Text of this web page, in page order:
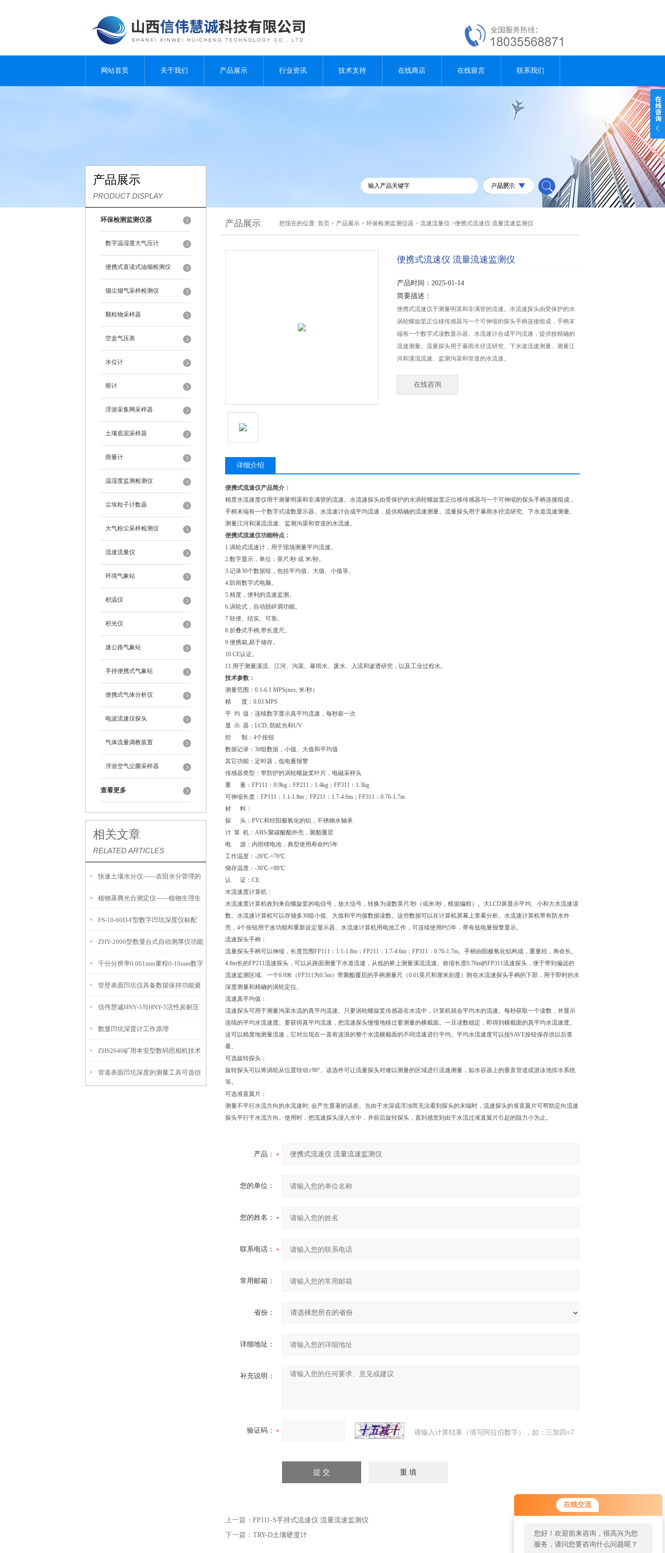
在线交流
您好！欢迎前来咨询，很高兴为您
服务，请问您要咨询什么问题呢？
网站首页 关于我们 产品展示 行业资讯 技术支持 在线商店 在线留言 联系我们
产品展示
PRODUCT DISPLAY
环保检测监测仪器
数字温湿度大气压计
便携式直读式油烟检测仪
烟尘烟气采样检测仪
颗粒物采样器
空盒气压表
水位计
斯计
浮游采集网采样器
土壤底泥采样器
雨量计
温湿度监测检测仪
尘埃粒子计数器
大气粉尘采样检测仪
流速流量仪
环境气象站
积温仪
积光仪
速公路气象站
手持便携式气象站
便携式气体分析仪
电波流速仪探头
气体流量调教装置
浮游空气尘菌采样器
查看更多
相关文章
RELATED ARTICLES
快速土壤水分仪——农田水分管理的
便携式检测工具
植物蒸腾光合测定仪——植物生理生
态的实时监测设备
FS-10-60D-F型数字凹坑深度仪标配
IP54级表头分辨率0.01mm量程
10mm！
ZHY-2000型数显台式自动测厚仪功能
特点
千分分辨率0.001mm量程0-10mm数字
埋头度仪技术参数！
管壁表面凹坑仪具备数据保持功能避
免测试过程中测针移动导致数据变动
信伟慧诚HNY-3与HNY-5活性炭耐压
强度测定仪技术参数！
数显凹坑深度计工作原理
ZHS2640矿用本安型数码照相机技术
参数！
管道表面凹坑深度的测量工具可选信
产品展示 您现在的位置: 首页 > 产品展示 > 环保检测监测仪器 > 流速流量仪 >便携式流速仪 流量流速监测仪
便携式流速仪 流量流速监测仪
产品时间：2025-01-14
简要描述：
便携式流速仪于测量明渠和非满管的流速。水流速探头由受保护的水
涡轮螺旋桨正位移传感器与一个可伸缩的探头手柄连接组成，手柄末
端有一个数字式读数显示器。水流速计合成平均流速，提供较精确的
流速测量。流量探头用于暴雨水径流研究、下水道流速测量、测量江
河和溪流流速、监测沟渠和管道的水流速。
在线咨询
详细介绍
便携式流速仪产品简介：
精度水流速度仪用于测量明渠和非满管的流速。水流速探头由受保护的水涡轮螺旋桨正位移传感器与一个可伸缩的探头手柄连接组成，
手柄末端有一个数字式读数显示器。水流速计合成平均流速，提供精确的流速测量。流量探头用于暴雨水径流研究、下水道流速测量、
测量江河和溪流流速、监测沟渠和管道的水流速。
便携式流速仪功能特点：
1.涡轮式流速计，用于现场测量平均流速。
2.数字显示，单位：英尺/秒 或 米/秒。
3.记录30个数据组，包括平均值、大值、小值等。
4.防雨数字式电脑。
5.精度，便利的流速监测。
6.涡轮式，自动脱碎屑功能。
7.轻便、结实、可靠。
8.折叠式手柄,带长度尺。
9.便携箱,易于储存。
10.CE认证。
11.用于测量溪流、江河、沟渠、暴雨水、废水、入流和渗透研究，以及工业过程水。
技术参数：
测量范围：0.1-6.1 MPS(m/s, 米/秒）
精 度：0.03 MPS
平 均 值：连续数字显示真平均流速，每秒新一次
显 示 器：LCD, 防眩光和UV
控 制：4个按钮
数据记录：30组数据，小值、大值和平均值
其它功能：定时器，低电量报警
传感器类型：带防护的涡轮螺旋桨叶片，电磁采样头
重 量：FP111：0.9kg；FP211：1.4kg；FP311：1.3kg
可伸缩长度：FP111：1.1-1.8m；FP211：1.7-4.6m；FP311：0.76-1.7m
材 料：
探 头：PVC和经阳极氧化的铝，不锈钢水轴承
计 算 机：ABS/聚碳酸酯外壳，聚酯覆层
电 源：内部锂电池，典型使用寿命约5年
工作温度：-20℃-+70℃
储存温度：-30℃-+80℃
认 证：CE
水流速度计算机：
水流速度计算机收到来自螺旋桨的电信号，放大信号，转换为读数英尺/秒（或米/秒，根据编程）。大LCD屏显示平均、小和大水流速读
数。水流速计算机可以存储多30组小值、大值和平均值数据读数。这些数据可以在计算机屏幕上查看分析。水流速计算机带有防水外
壳，4个按钮用于改功能和重新设定显示器。水流速计算机用电池工作，可连续使用约5年，带有低电量报警显示。
流速探头手柄：
流量探头手柄可以伸缩，长度范围FP111：1.1-1.8m；FP211：1.7-4.6m；FP311：0.76-1.7m。手柄由阳极氧化铝构成，重量轻，寿命长。
4.6m长的FP211流速探头，可以从路面测量下水道流速，从低的桥上测量溪流流速。收缩长度0.76m的FP311流速探头，便于带到偏远的
流速监测区域。一个0.9米（FP311为0.5m）带聚酯覆层的手柄测量尺（0.01英尺和厘米刻度）附在水流速探头手柄的下部，用于即时的水
深度测量和精确的涡轮定位。
流速真平均值：
流速探头可用于测量沟渠水流的真平均流速。只要涡轮螺旋桨传感器在水流中，计算机就会平均水的流速。每秒获取一个读数，并显示
连续的平均水流速度。要获得真平均流速，把流速探头慢慢地移过要测量的横截面。一旦读数稳定，即得到横截面的真平均水流速度。
这可以精度地测量流速，它对出现在一直有波浪的整个水流横截面的不同流速进行平均。平均水流速度可以按SAVE按钮保存供以后查
看。
可选旋转探头：
旋转探头可以将涡轮从位置转动±90°。该选件可让流量探头对难以测量的区域进行流速测量，如水容器上的垂直管道或游泳池排水系统
等。
可选准直翼片：
测量不平行水流方向的水流速时, 会产生显著的误差。当由于水深或浑浊而无法看到探头的末端时，流速探头的准直翼片可帮助定向流速
探头平行于水流方向。使用时，把流速探头浸入水中，并前后旋转探头，直到感觉到由于水流过准直翼片引起的阻力小为止。
产品：
您的单位：
您的姓名：
联系电话：
常用邮箱：
省份：
详细地址：
补充说明：
验证码： 请输入计算结果（填写阿拉伯数字），如：三加四=7
上一篇： FP111-S手持式流速仪 流量流速监测仪
下一篇： TRY-D土壤硬度计